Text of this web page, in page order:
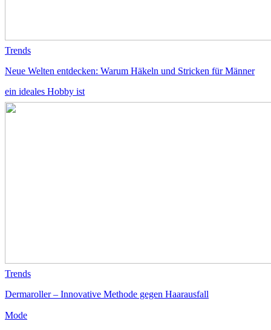
Trends
Neue Welten entdecken: Warum Häkeln und Stricken für Männer
ein ideales Hobby ist
Trends
Dermaroller – Innovative Methode gegen Haarausfall
Mode